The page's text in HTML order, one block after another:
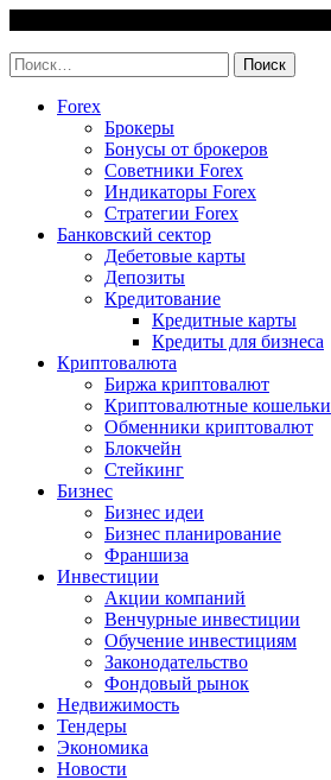
content
Найти:
Forex
Брокеры
Бонусы от брокеров
Советники Forex
Индикаторы Forex
Стратегии Forex
Банковский сектор
Дебетовые карты
Депозиты
Кредитование
Кредитные карты
Кредиты для бизнеса
Криптовалюта
Биржа криптовалют
Криптовалютные кошельки
Обменники криптовалют
Блокчейн
Стейкинг
Бизнес
Бизнес идеи
Бизнес планирование
Франшиза
Инвестиции
Акции компаний
Венчурные инвестиции
Обучение инвестициям
Законодательство
Фондовый рынок
Недвижимость
Тендеры
Экономика
Новости